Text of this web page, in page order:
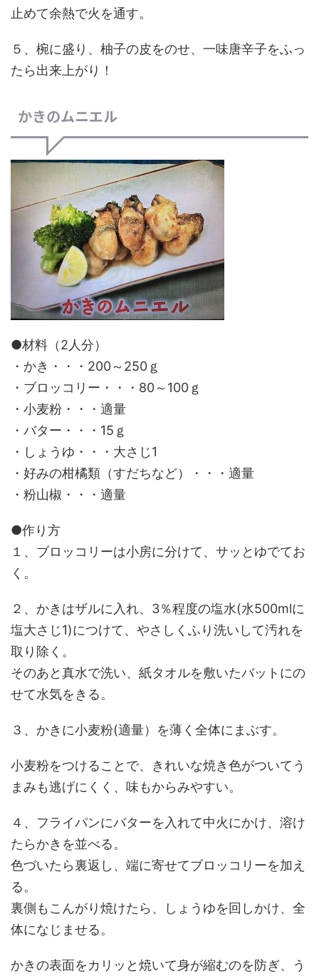
止めて余熱で火を通す。
５、椀に盛り、柚子の皮をのせ、一味唐辛子をふっ
たら出来上がり！
かきのムニエル
●材料（2人分）
・かき・・・200～250ｇ
・ブロッコリー・・・80～100ｇ
・小麦粉・・・適量
・バター・・・15ｇ
・しょうゆ・・・大さじ1
・好みの柑橘類（すだちなど）・・・適量
・粉山椒・・・適量
●作り方
１、ブロッコリーは小房に分けて、サッとゆでてお
く。
２、かきはザルに入れ、3％程度の塩水(水500mlに
塩大さじ1)につけて、やさしくふり洗いして汚れを
取り除く。
そのあと真水で洗い、紙タオルを敷いたバットにの
せて水気をきる。
３、かきに小麦粉(適量）を薄く全体にまぶす。
小麦粉をつけることで、きれいな焼き色がついてう
まみも逃げにくく、味もからみやすい。
４、フライパンにバターを入れて中火にかけ、溶け
たらかきを並べる。
色づいたら裏返し、端に寄せてブロッコリーを加え
る。
裏側もこんがり焼けたら、しょうゆを回しかけ、全
体になじませる。
かきの表面をカリッと焼いて身が縮むのを防ぎ、う